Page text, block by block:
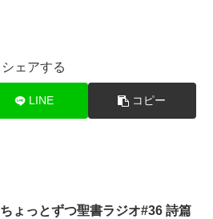
シェアする
LINE コピー
ちょっとずつ聖書ラジオ#36 詩篇